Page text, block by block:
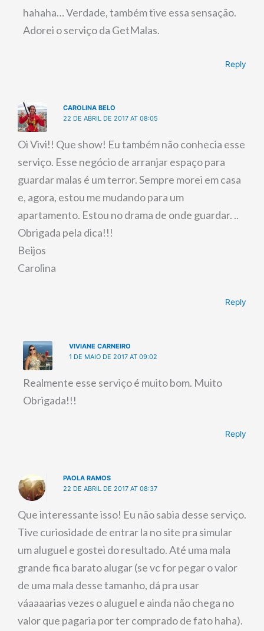
hahaha… Verdade, também tive essa sensação.
Adorei o serviço da GetMalas.
Reply
CAROLINA BELO
22 DE ABRIL DE 2017 AT 08:05
Oi Vivi!! Que show! Eu também não conhecia esse
serviço. Esse negócio de arranjar espaço para
guardar malas é um terror. Sempre morei em casa
e, agora, estou me mudando para um
apartamento. Estou no drama de onde guardar. ..
Obrigada pela dica!!!
Beijos
Carolina
Reply
VIVIANE CARNEIRO
1 DE MAIO DE 2017 AT 09:02
Realmente esse serviço é muito bom. Muito
Obrigada!!!
Reply
PAOLA RAMOS
22 DE ABRIL DE 2017 AT 08:37
Que interessante isso! Eu não sabia desse serviço.
Tive curiosidade de entrar la no site pra simular
um aluguel e gostei do resultado. Até uma mala
grande fica barato alugar (se vc for pegar o valor
de uma mala desse tamanho, dá pra usar
váaaaarias vezes o aluguel e ainda não chega no
valor que pagaria por ter comprado de fato haha).